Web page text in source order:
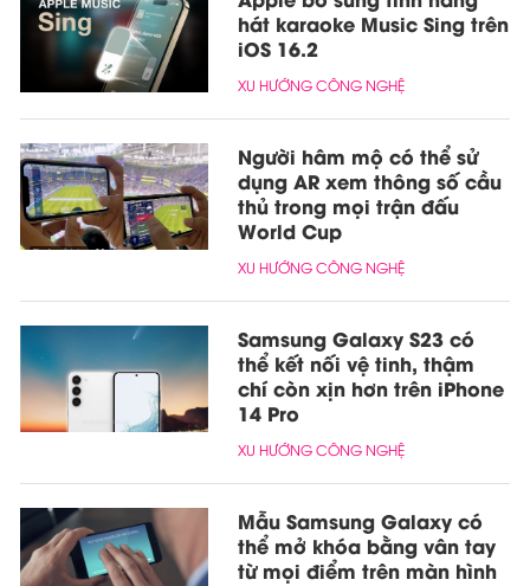
hát karaoke Music Sing trên
iOS 16.2
XU HƯỚNG CÔNG NGHỆ
Người hâm mộ có thể sử
dụng AR xem thông số cầu
thủ trong mọi trận đấu
World Cup
XU HƯỚNG CÔNG NGHỆ
Samsung Galaxy S23 có
thể kết nối vệ tinh, thậm
chí còn xịn hơn trên iPhone
14 Pro
XU HƯỚNG CÔNG NGHỆ
Mẫu Samsung Galaxy có
thể mở khóa bằng vân tay
từ mọi điểm trên màn hình